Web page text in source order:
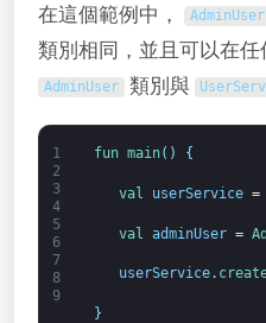
在這個範例中， AdminUser
類別相同，並且可以在任
AdminUser 類別與
1
2
3
4
5
6
7
8
9
fun main( ) {
val userService =
val adminUser =
userService.
}